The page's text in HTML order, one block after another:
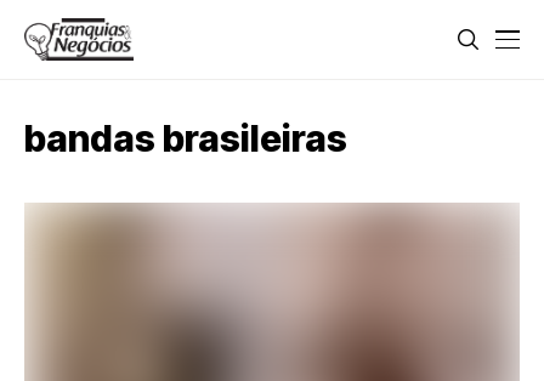
bandas brasileiras